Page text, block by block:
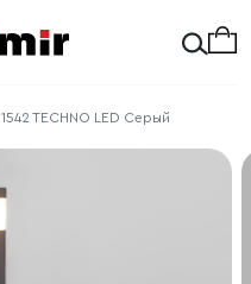
1542 TECHNO LED Серый